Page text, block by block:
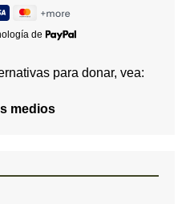
de
para donar, vea:
medios